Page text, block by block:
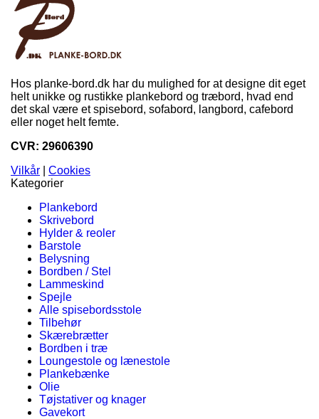
Hos planke-bord.dk har du mulighed for at designe dit eget
helt unikke og rustikke plankebord og træbord, hvad end
det skal være et spisebord, sofabord, langbord, cafebord
eller noget helt femte.
CVR: 29606390
Vilkår
Cookies
Kategorier
Plankebord
Skrivebord
Hylder & reoler
Barstole
Belysning
Bordben / Stel
Lammeskind
Spejle
Alle spisebordsstole
Tilbehør
Skærebrætter
Bordben i træ
Loungestole og lænestole
Plankebænke
Olie
Tøjstativer og knager
Gavekort